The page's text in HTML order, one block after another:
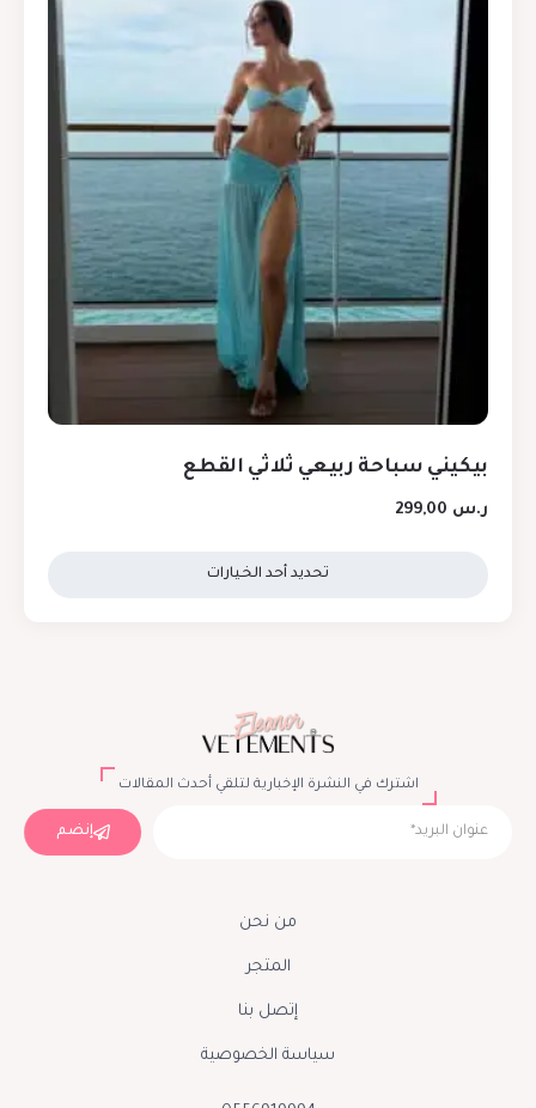
بيكيني سباحة ربيعي ثلاثي القطع
ر.س
تحديد أحد الخيارات
اشترك في النشرة الإخبارية لتلقي أحدث المقالات
إنضم
من نحن
المتجر
إتصل بنا
سياسة الخصوصية